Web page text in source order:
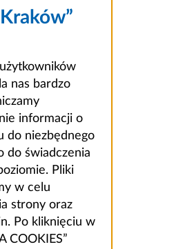
nas bardzo
informacji o
do niezbędnego
do świadczenia
Pliki
w celu
strony oraz
Po kliknięciu w
COOKIES”